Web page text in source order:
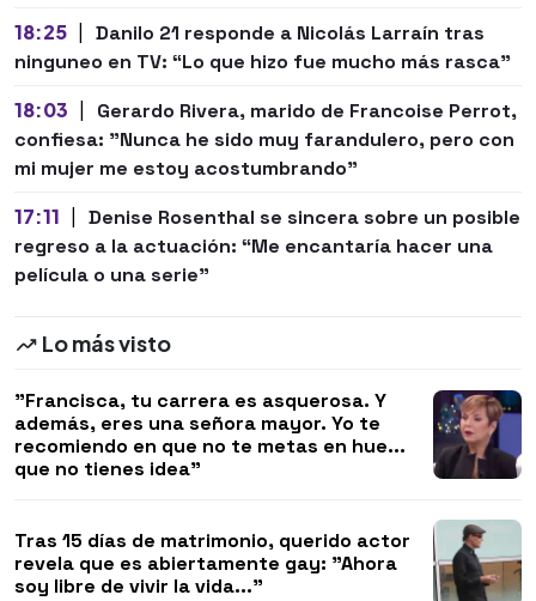
18:25 | Danilo 21 responde a Nicolás Larraín tras
ninguneo en TV: “Lo que hizo fue mucho más rasca”
18:03 |
Gerardo Rivera, marido de Francoise Perrot,
confiesa: "Nunca he sido muy farandulero, pero con
mi mujer me estoy acostumbrando"
17:11 | Denise Rosenthal se sincera sobre un posible
regreso a la actuación: “Me encantaría hacer una
película o una serie"
Lo más visto
"Francisca, tu carrera es asquerosa. Y
además, eres una señora mayor. Yo te
recomiendo en que no te metas en hue...
que no tienes idea"
Tras 15 días de matrimonio, querido actor
revela que es abiertamente gay: "Ahora
soy libre de vivir la vida..."